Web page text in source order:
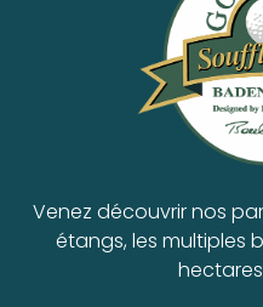
Venez découvrir nos
étangs, les multiples